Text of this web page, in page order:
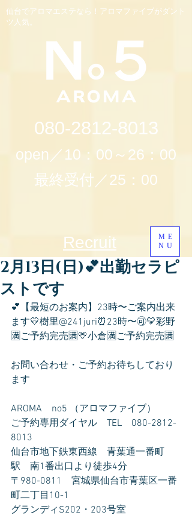
仙台でアロマエステなら！アロマファイブがダント
ツ人気。
080-2812-8013
open／10：00～26：00
最終受付／25：00
ME
NU
Recruit
2月13日(日)💕出勤セラピ
ストです
💕【最短のお案内】23時〜ご案内出来
ます💛樹里@241juri⏰23時〜🉑💛彩野
🈵ご予約完売🈵💛小倉🈵ご予約完売🈵
お問い合わせ・ご予約お待ちしており
ます
AROMA　no5 （アロマファイブ）
ご予約専用ダイヤル　TEL　080-2812-
8013
仙台市地下鉄東西線　青葉通一番町
駅　南1番出口より徒歩4分
〒980-0811　宮城県仙台市青葉区一番
町二丁目10-1
グランディS202・203号室